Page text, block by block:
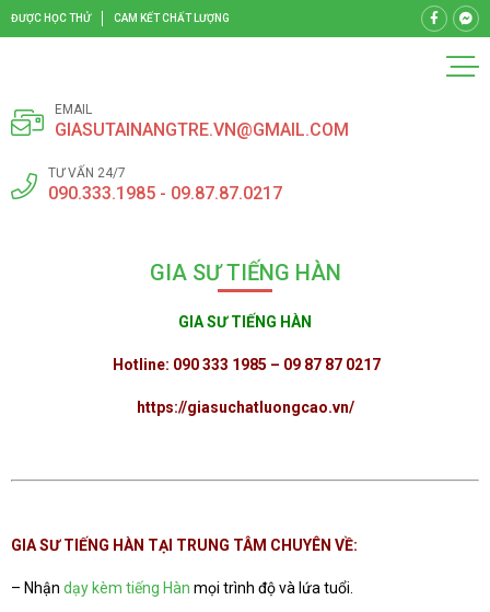
ĐƯỢC HỌC THỬ CAM KẾT CHẤT LƯỢNG
EMAIL
GIASUTAINANGTRE.VN@GMAIL.COM
TƯ VẤN 24/7
090.333.1985 - 09.87.87.0217
GIA SƯ TIẾNG HÀN
GIA SƯ TIẾNG HÀN
Hotline: 090 333 1985 – 09 87 87 0217
https://giasuchatluongcao.vn/
GIA SƯ TIẾNG HÀN TẠI TRUNG TÂM CHUYÊN VỀ:
– Nhận dạy kèm tiếng Hàn mọi trình độ và lứa tuổi.